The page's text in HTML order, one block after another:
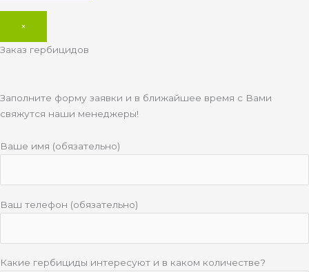
×
Заказ гербицидов
Заполните форму заявки и в ближайшее время с Вами
свяжутся наши менеджеры!
Ваше имя (обязательно)
Ваш телефон (обязательно)
Какие гербициды интересуют и в каком количестве?